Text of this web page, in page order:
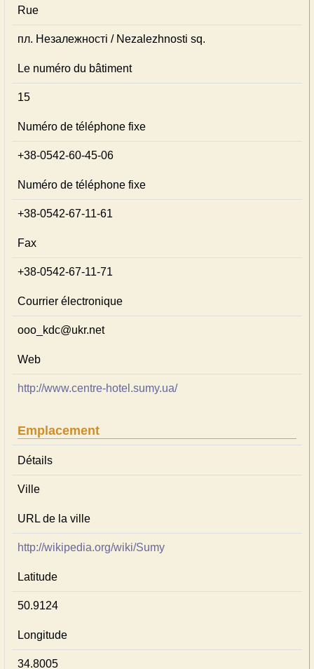
Rue
пл. Незалежності / Nezalezhnosti sq.
Le numéro du bâtiment
15
Numéro de téléphone fixe
+38-0542-60-45-06
Numéro de téléphone fixe
+38-0542-67-11-61
Fax
+38-0542-67-11-71
Courrier électronique
ooo_kdc@ukr.net
Web
http://www.centre-hotel.sumy.ua/
Emplacement
Détails
Ville
URL de la ville
http://wikipedia.org/wiki/Sumy
Latitude
50.9124
Longitude
34.8005